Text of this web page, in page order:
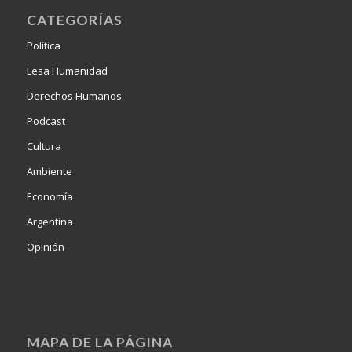
CATEGORÍAS
Política
Lesa Humanidad
Derechos Humanos
Podcast
Cultura
Ambiente
Economía
Argentina
Opinión
MAPA DE LA PÁGINA